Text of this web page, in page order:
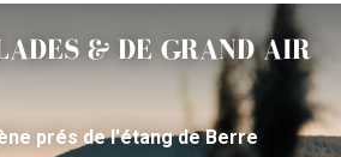
prés de l'étang de Berre
& DE GRAND AIR